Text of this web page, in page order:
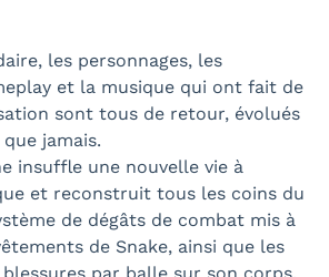
les personnages, les
et la musique qui ont fait de
sont tous de retour, évolués
jamais.
insuffle une nouvelle vie à
et reconstruit tous les coins du
de dégâts de combat mis à
de Snake, ainsi que les